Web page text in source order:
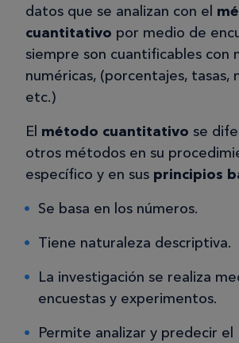
datos que se analizan con el
cuantitativo por medio de
siempre son cuantificables con
numéricas, (porcentajes, tasas,
etc.)
El método cuantitativo se
otros métodos en su
específico y en sus principios
Se basa en los números.
Tiene naturaleza descriptiva.
La investigación se realiza
encuestas y experimentos.
Permite analizar y predecir el